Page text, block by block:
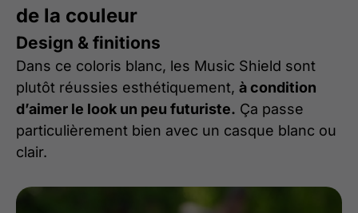
de la couleur
Design & finitions
Dans ce coloris blanc, les Music Shield sont
plutôt réussies esthétiquement, à condition
d’aimer le look un peu futuriste. Ça passe
particulièrement bien avec un casque blanc ou
clair.